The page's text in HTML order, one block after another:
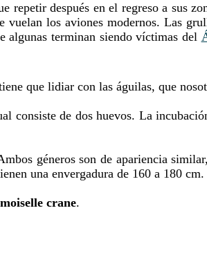
repetir después en el regreso a sus
vuelan los aviones modernos. Las
algunas terminan siendo víctimas del
que lidiar con las águilas, que
consiste de dos huevos. La
géneros son de apariencia
una envergadura de 160 a 180 cm.
crane.